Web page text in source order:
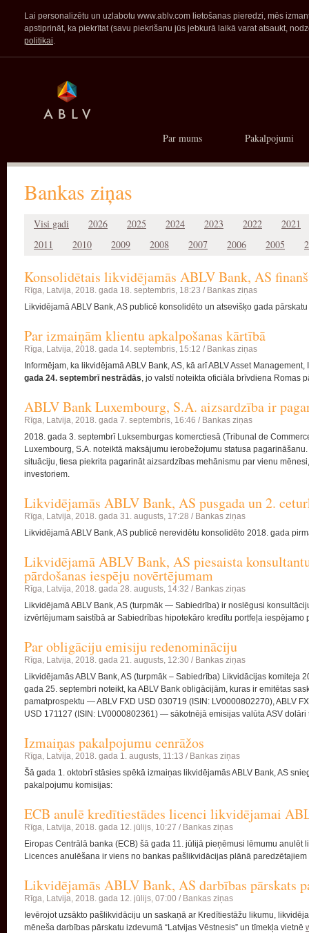
Lai personalizētu un uzlabotu www.ablv.com lietošanas pieredzi, mēs
apstiprināt, ka piekrītat (savu piekrišanu jūs jebkurā laikā varat atsaukt,
politikai.
Par mums Pakalpojumi
Bankas ziņas
Visi gadi 2026 2025 2024 2023 2022
2021
2011
2010 2009 2008 2007 2006 2005
Konsolidētais likvidējamās ABLV Bank, AS
Rīga, Latvija, 2018. gada 18. septembris, 18:23 / Bankas ziņas
Likvidējamā ABLV Bank, AS publicē konsolidēto un atsevišķo gada
Par izmaiņām klientu apkalpošanas kārtībā
Rīga, Latvija, 2018. gada 14. septembris, 15:12 / Bankas ziņas
Informējam, ka likvidējamā ABLV Bank, AS, kā arī ABLV Asset
gada 24. septembrī nestrādās, jo valstī noteikta oficiāla brīvdiena Romas
ABLV Bank Luxembourg, S.A. aizsardzība ir
Rīga, Latvija, 2018. gada 7. septembris, 16:46 / Bankas ziņas
2018. gada 3. septembrī Luksemburgas komerctiesā (Tribunal de
Luxembourg, S.A. noteiktā maksājumu ierobežojumu statusa
situāciju, tiesa piekrita pagarināt aizsardzības mehānismu par vienu
investoriem.
Likvidējamās ABLV Bank, AS pusgada un 2.
Rīga, Latvija, 2018. gada 31. augusts, 17:28 / Bankas ziņas
Likvidējamā ABLV Bank, AS publicē nerevidētu konsolidēto 2018. gada
Likvidējamā ABLV Bank, AS piesaista
pārdošanas iespēju novērtējumam
Rīga, Latvija, 2018. gada 28. augusts, 14:32 / Bankas ziņas
Likvidējamā ABLV Bank, AS (turpmāk — Sabiedrība) ir noslēgusi
izvērtējumam saistībā ar Sabiedrības hipotekāro kredītu portfeļa iespējamo
Par obligāciju emisiju redenomināciju
Rīga, Latvija, 2018. gada 21. augusts, 12:30 / Bankas ziņas
Likvidējamās ABLV Bank, AS (turpmāk – Sabiedrība) Likvidācijas komiteja
gada 25. septembri noteikt, ka ABLV Bank obligācijām, kuras ir emitētas
pamatprospektu — ABLV FXD USD 030719 (ISIN: LV0000802270), ABLV
USD 171127 (ISIN: LV0000802361) — sākotnējā emisijas valūta ASV
Izmaiņas pakalpojumu cenrāžos
Rīga, Latvija, 2018. gada 1. augusts, 11:13 / Bankas ziņas
Šā gada 1. oktobrī stāsies spēkā izmaiņas likvidējamās ABLV Bank, AS
pakalpojumu komisijas:
ECB anulē kredītiestādes licenci likvidējamai
Rīga, Latvija, 2018. gada 12. jūlijs, 10:27 / Bankas ziņas
Eiropas Centrālā banka (ECB) šā gada 11. jūlijā pieņēmusi lēmumu anulēt
Licences anulēšana ir viens no bankas pašlikvidācijas plānā paredzētajiem
Likvidējamās ABLV Bank, AS darbības pārskats
Rīga, Latvija, 2018. gada 12. jūlijs, 07:00 / Bankas ziņas
Ievērojot uzsākto pašlikvidāciju un saskaņā ar Kredītiestāžu likumu,
mēneša darbības pārskatu izdevumā “Latvijas Vēstnesis” un tīmekļa vietnē